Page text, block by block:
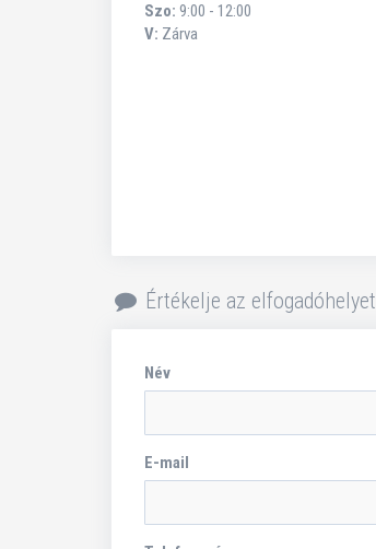
Szo: 9:00 - 12:00
V: Zárva
Értékelje az elfogadóhelyet
Név
E-mail